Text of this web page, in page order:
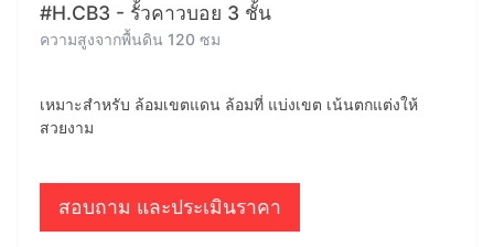
#H.CB3 - รั้วคาวบอย 3 ชั้น
ความสูงจากพื้นดิน 120 ซม
เหมาะสำหรับ ล้อมเขตแดน ล้อมที่ แบ่งเขต เน้นตกแต่งให้
สวยงาม
สอบถาม และประเมินราคา